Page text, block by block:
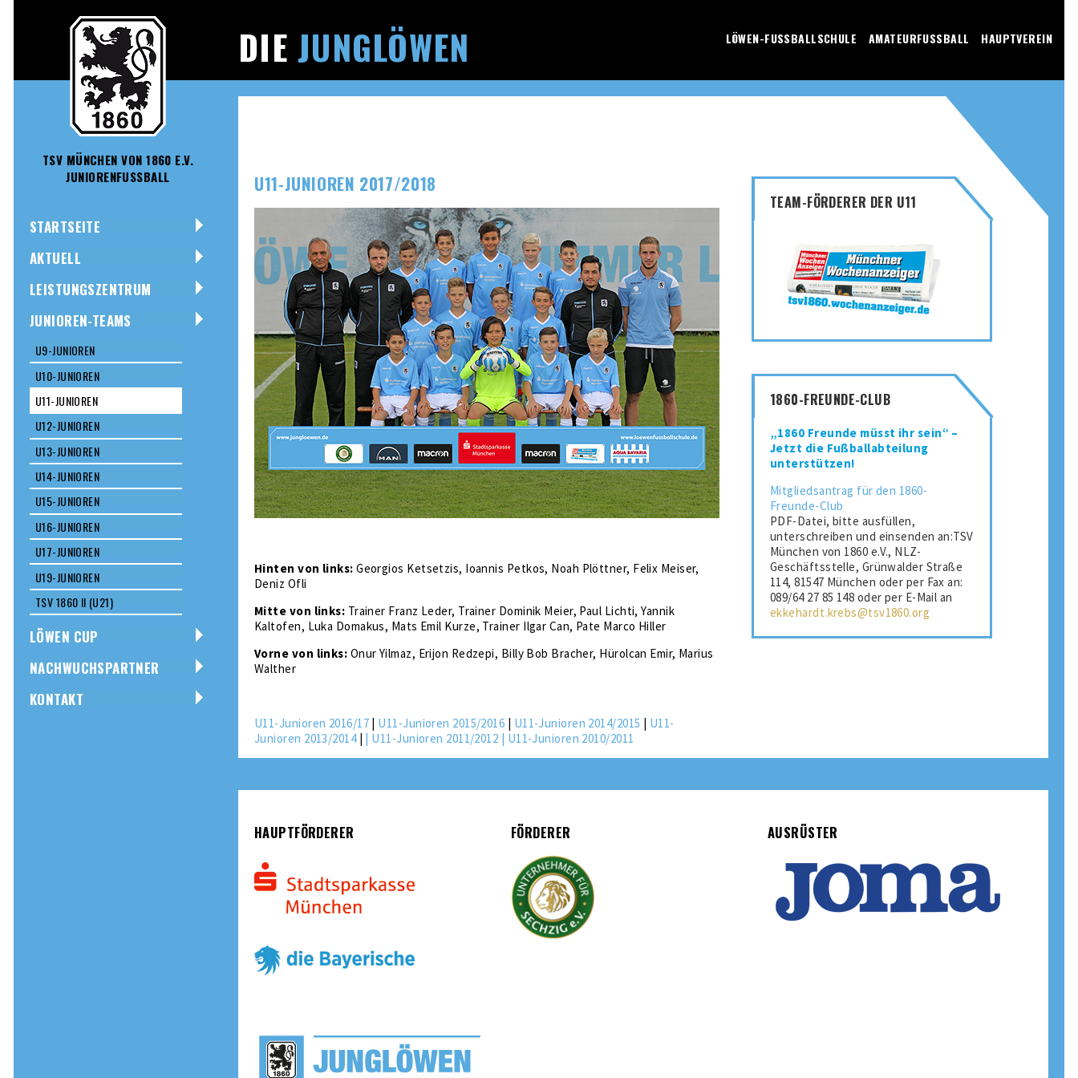
TSV MÜNCHEN VON 1860 E.V.
JUNIORENFUSSBALL
DIE JUNGLÖWEN LÖWEN-FUSSBALLSCHULE AMATEURFUSSBALL HAUPTVEREIN
STARTSEITE
AKTUELL
LEISTUNGSZENTRUM
JUNIOREN-TEAMS
U9-JUNIOREN
U10-JUNIOREN
U11-JUNIOREN
U12-JUNIOREN
U13-JUNIOREN
U14-JUNIOREN
U15-JUNIOREN
U16-JUNIOREN
U17-JUNIOREN
U19-JUNIOREN
TSV 1860 II (U21)
LÖWEN CUP
NACHWUCHSPARTNER
KONTAKT
U11-JUNIOREN 2017/2018
Hinten von links:Georgios Ketsetzis, Ioannis Petkos, Noah Plöttner, Felix Meiser,
Deniz Ofli
Mitte von links: Trainer Franz Leder, Trainer Dominik Meier, Paul Lichti, Yannik
Kaltofen, Luka Domakus, Mats Emil Kurze, Trainer Ilgar Can, Pate Marco Hiller
Vorne von links: Onur Yilmaz, Erijon Redzepi, Billy Bob Bracher, Hürolcan Emir, Marius
Walther
U11-Junioren 2016/17 U11-Junioren 2015/2016 U11-Junioren 2014/2015
U11-
Junioren 2013/2014| U11-Junioren 2011/2012 U11-Junioren 2010/2011
TEAM-FÖRDERER DER U11
1860-FREUNDE-CLUB
„1860 Freunde müsst ihr sein“ –
Jetzt die Fußballabteilung
unterstützen!
Mitgliedsantrag für den 1860-
Freunde-Club
PDF-Datei, bitte ausfüllen,
unterschreiben und einsenden an:TSV
München von 1860 e.V., NLZ-
Geschäftsstelle, Grünwalder Straße
114, 81547 München oder per Fax an:
089/64 27 85 148 oder per E-Mail an
ekkehardt.krebs@tsv1860.org
HAUPTFÖRDERER FÖRDERER AUSRÜSTER